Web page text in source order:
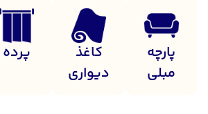
پارچه
مبلی
کاغذ
دیواری
پرده